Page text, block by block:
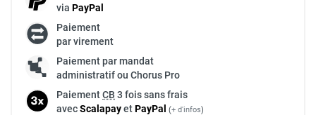
via PayPal
Paiement
par virement
Paiement par mandat
administratif ou Chorus Pro
PaiementCB 3 fois sans frais
avecScalapayetPayPal (+ d'infos)